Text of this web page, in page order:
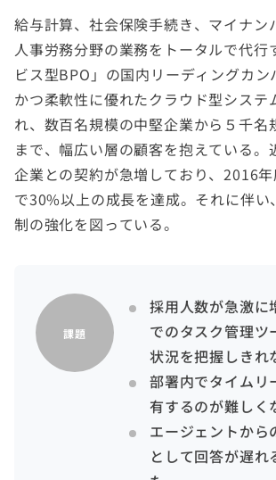
給与計算、社会保険手続き、マイナン
人事労務分野の業務をトータルで代行
ビス型BPO」の国内リーディングカ
かつ柔軟性に優れたクラウド型システ
れ、数百名規模の中堅企業から５千名
まで、幅広い層の顧客を抱えている。
企業との契約が急増しており、2016
で30%以上の成長を達成。それに伴い
制の強化を図っている。
課題
採用人数が急激に
でのタスク管理ツ
状況を把握しきれ
部署内でタイムリ
有するのが難しく
エージェントから
として回答が遅れ